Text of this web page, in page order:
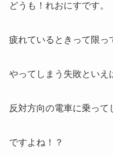
どうも！れおにすです。
疲れているときって限っ
やってしまう失敗といえ
反対方向の電車に乗って
ですよね！？